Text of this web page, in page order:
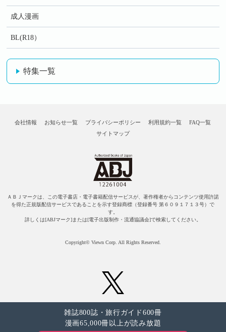
成人漫画
BL(R18）
特集一覧
会社情報 お知らせ一覧 プライバシーポリシー 利用規約一覧
FAQ一覧
サイトマップ
ＡＢＪマークは、この電子書店・電子書籍配信サービスが、著作権者からコンテンツ使用許諾
を得た正規版配信サービスであることを示す登録商標（登録番号 第６０９１７１３号）で
す。
詳しくは[ABJマーク]または[電子出版制作・流通協議会]で検索してください。
Copyright© Viewn Corp. All Rights Reserved.
雑誌800誌・旅行ガイド600冊
漫画65,000冊以上が読み放題